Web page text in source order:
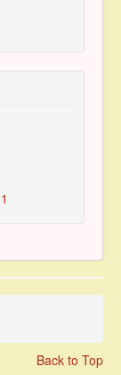
1
Back to Top